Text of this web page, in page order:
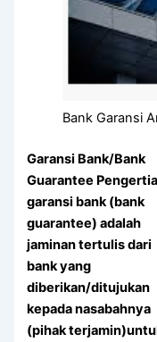
Bank Garansi
Garansi Bank/Bank
Guarantee
garansi bank (bank
guarantee) adalah
jaminan tertulis dari
bank yang
diberikan/ditujukan
kepada nasabahnya
(pihak